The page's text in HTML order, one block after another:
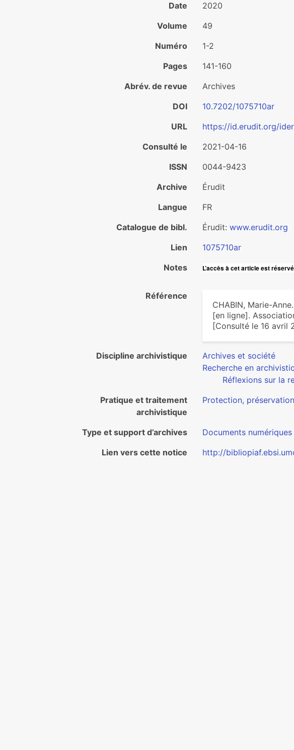
Date
2020
Volume
49
Numéro
1-2
Pages
141-160
Abrév. de revue
Archives
DOI
10.7202/1075710ar
URL
https://id.erudit.org/
Consulté le
2021-04-16
ISSN
0044-9423
Archive
Érudit
Langue
FR
Catalogue de bibl.
Érudit: www.erudit.org
Lien
1075710ar
Notes
L’accès à cet article est
Référence
CHABIN, Marie-
[en ligne].
[Consulté le 16 avril
Discipline archivistique
Archives et société
Recherche en
Réflexions sur la
Pratique et traitement
archivistique
Protection,
Type et support d’archives
Documents numériques
Lien vers cette notice
http://